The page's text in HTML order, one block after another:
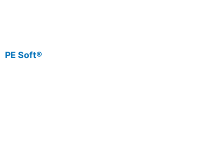
PE Soft®